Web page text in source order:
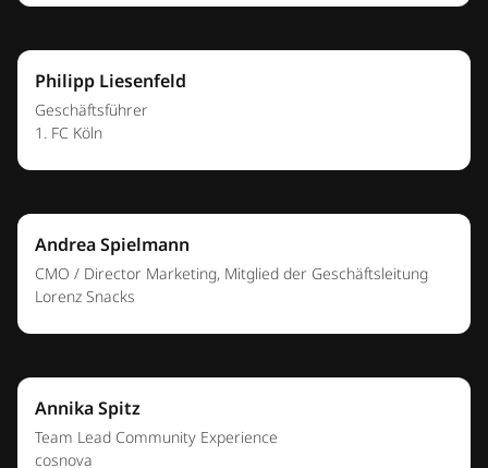
Dario Ciraulo